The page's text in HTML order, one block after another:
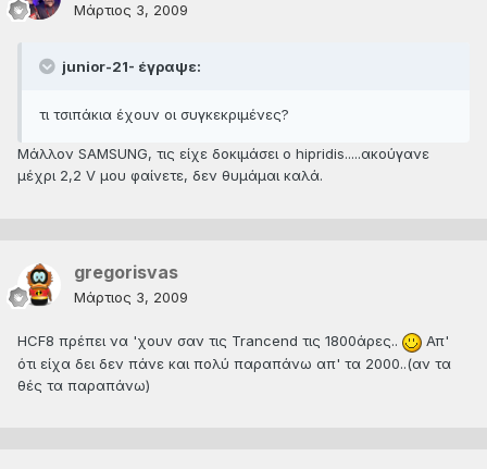
Μάρτιος 3, 2009
junior-21- έγραψε:
τι τσιπάκια έχουν οι συγκεκριμένες?
Μάλλον SAMSUNG, τις είχε δοκιμάσει ο hipridis.....ακούγανε
μέχρι 2,2 V μου φαίνετε, δεν θυμάμαι καλά.
gregorisvas
Μάρτιος 3, 2009
HCF8 πρέπει να 'χουν σαν τις Trancend τις 1800άρες..
Απ'
ότι είχα δει δεν πάνε και πολύ παραπάνω απ' τα 2000..(αν τα
θές τα παραπάνω)